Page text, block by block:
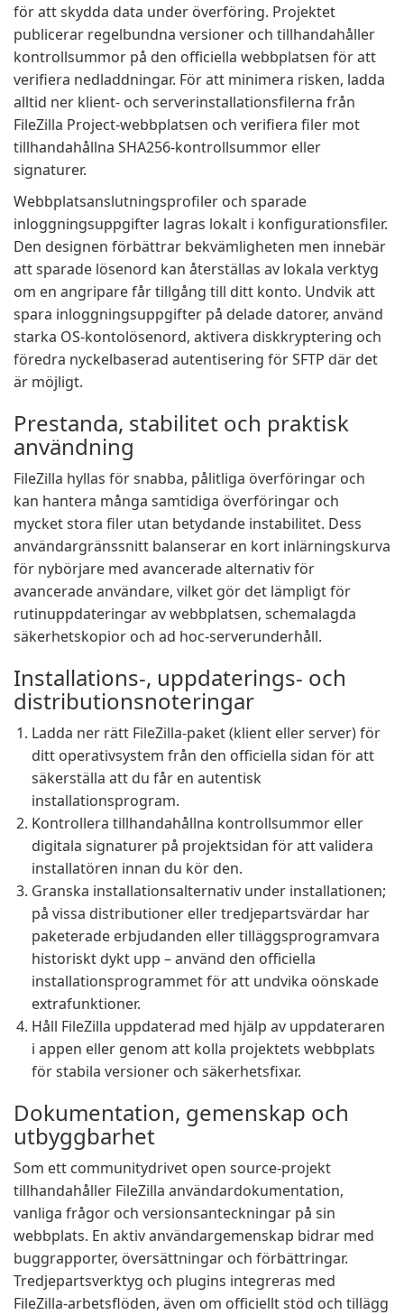
för att skydda data under överföring. Projektet
publicerar regelbundna versioner och tillhandahåller
kontrollsummor på den officiella webbplatsen för att
verifiera nedladdningar. För att minimera risken, ladda
alltid ner klient- och serverinstallationsfilerna från
FileZilla Project-webbplatsen och verifiera filer mot
tillhandahållna SHA256-kontrollsummor eller
signaturer.
Webbplatsanslutningsprofiler och sparade
inloggningsuppgifter lagras lokalt i konfigurationsfiler.
Den designen förbättrar bekvämligheten men innebär
att sparade lösenord kan återställas av lokala verktyg
om en angripare får tillgång till ditt konto. Undvik att
spara inloggningsuppgifter på delade datorer, använd
starka OS-kontolösenord, aktivera diskkryptering och
föredra nyckelbaserad autentisering för SFTP där det
är möjligt.
Prestanda, stabilitet och praktisk
användning
FileZilla hyllas för snabba, pålitliga överföringar och
kan hantera många samtidiga överföringar och
mycket stora filer utan betydande instabilitet. Dess
användargränssnitt balanserar en kort inlärningskurva
för nybörjare med avancerade alternativ för
avancerade användare, vilket gör det lämpligt för
rutinuppdateringar av webbplatsen, schemalagda
säkerhetskopior och ad hoc-serverunderhåll.
Installations-, uppdaterings- och
distributionsnoteringar
Ladda ner rätt FileZilla-paket (klient eller server) för
ditt operativsystem från den officiella sidan för att
säkerställa att du får en autentisk
installationsprogram.
Kontrollera tillhandahållna kontrollsummor eller
digitala signaturer på projektsidan för att validera
installatören innan du kör den.
Granska installationsalternativ under installationen;
på vissa distributioner eller tredjepartsvärdar har
paketerade erbjudanden eller tilläggsprogramvara
historiskt dykt upp – använd den officiella
installationsprogrammet för att undvika oönskade
extrafunktioner.
Håll FileZilla uppdaterad med hjälp av uppdateraren
i appen eller genom att kolla projektets webbplats
för stabila versioner och säkerhetsfixar.
Dokumentation, gemenskap och
utbyggbarhet
Som ett communitydrivet open source-projekt
tillhandahåller FileZilla användardokumentation,
vanliga frågor och versionsanteckningar på sin
webbplats. En aktiv användargemenskap bidrar med
buggrapporter, översättningar och förbättringar.
Tredjepartsverktyg och plugins integreras med
FileZilla-arbetsflöden, även om officiellt stöd och tillägg